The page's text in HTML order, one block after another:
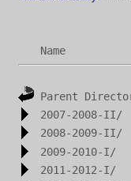
Name
Parent
2007-2008-II/
2008-2009-II/
2009-2010-I/
2011-2012-I/